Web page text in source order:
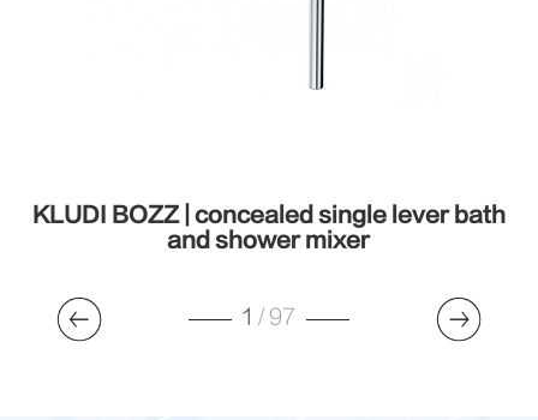
KLUDI BOZZ | concealed single lever bath
and shower mixer
1 / 97